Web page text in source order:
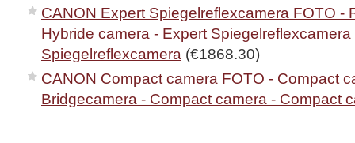
CANON Expert Spiegelreflexcamera FOTO -
Hybride camera - Expert Spiegelreflexcamera
Spiegelreflexcamera (€1868.30)
CANON Compact camera FOTO - Compact
Bridgecamera - Compact camera - Compact